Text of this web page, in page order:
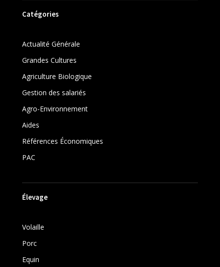
Catégories
Actualité Générale
Grandes Cultures
Agriculture Biologique
Gestion des salariés
Agro-Environnement
Aides
Références Économiques
PAC
Élevage
Volaille
Porc
Equin